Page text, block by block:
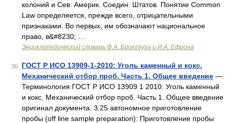
колоний и Сев. Америк. Соедин. Штатов. Понятие Common
Law определяется, прежде всего, отрицательными
признаками. Во первых, им обозначают национальное
право, в&#8230; …
Энциклопедический словарь Ф.А. Брокгауза и И.А. Ефрона
30
ГОСТ Р ИСО 13909-1-2010: Уголь каменный и кокс.
Механический отбор проб. Часть 1. Общее введение —
Терминология ГОСТ Р ИСО 13909 1 2010: Уголь каменный
и кокс. Механический отбор проб. Часть 1. Общее введение
оригинал документа: 3.25 автономное приготовление
пробы (off line sample preparation): Приготовление пробы